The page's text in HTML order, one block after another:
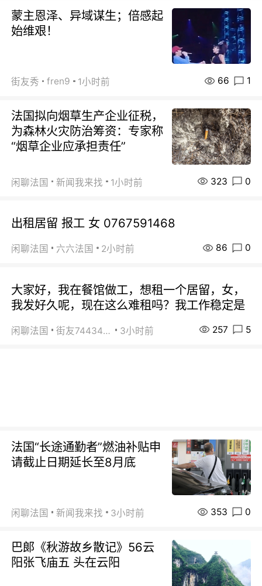
蒙主恩泽、异域谋生；倍感起
始维艰！
街友秀 fren9 1小时前 66 1
法国拟向烟草生产企业征税，
为森林火灾防治筹资：专家称
“烟草企业应承担责任”
闲聊法国 新闻我来找 1小时前 323 0
出租居留 报工 女 0767591468
闲聊法国 六六法国 2小时前 86 0
大家好，我在餐馆做工，想租一个居留，女，
我发好久呢，现在这么难租吗？我工作稳定是
闲聊法国 街友74434350 3小时前 257 5
法国“长途通勤者”燃油补贴申
请截止日期延长至8月底
闲聊法国 新闻我来找 3小时前 353 0
巴郞《秋游故乡散记》56云
阳张飞庙五 头在云阳